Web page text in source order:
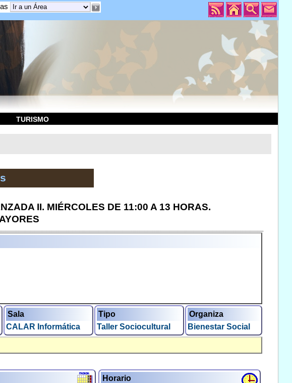
TURISMO
II. MIÉRCOLES DE 11:00 A 13 HORAS.
Sala
CALAR Informática
Tipo
Taller Sociocultural
Organiza
Bienestar Social
Horario